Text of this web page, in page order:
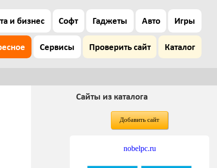
и бизнес Софт Гаджеты Авто Игры
Сервисы Проверить сайт Каталог
Сайты из каталога
Добавить сайт
nobelpc.ru